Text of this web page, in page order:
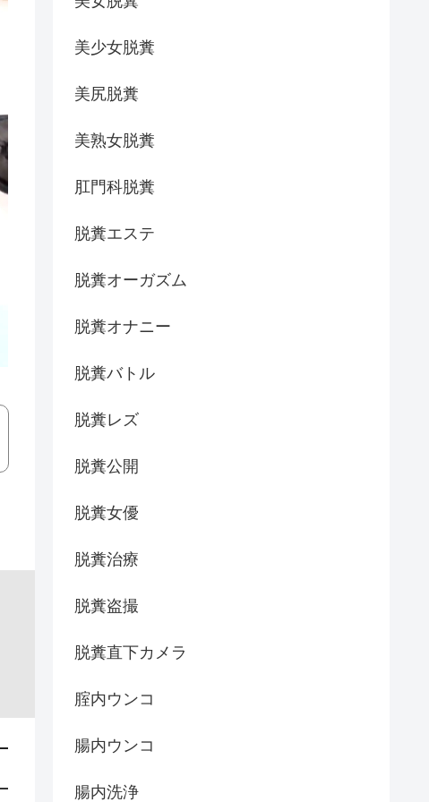
美少女脱糞
美尻脱糞
美熟女脱糞
肛門科脱糞
脱糞エステ
脱糞オーガズム
脱糞オナニー
脱糞バトル
脱糞レズ
脱糞公開
脱糞女優
脱糞治療
脱糞盗撮
脱糞直下カメラ
腟内ウンコ
腸内ウンコ
腸内洗浄